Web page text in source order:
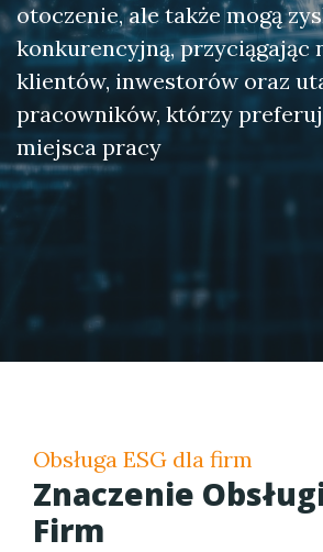
otoczenie, ale także mogą
konkurencyjną, przyciągając
klientów, inwestorów oraz
pracowników, którzy
miejsca pracy
Obsługa ESG dla firm
Znaczenie
Firm